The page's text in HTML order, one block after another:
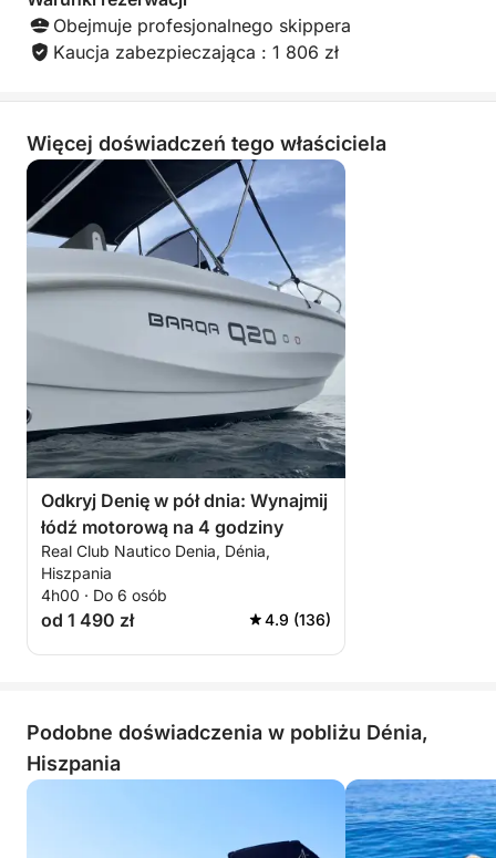
Udostępniamy licencje wędkarskie, abyś mógł
Czekamy na Ciebie!
Obejmuje profesjonalnego skippera
Kaucja zabezpieczająca : 1 806 zł
Więcej doświadczeń tego właściciela
Odkryj Denię w pół dnia: Wynajmij
łódź motorową na 4 godziny
Real Club Nautico Denia, Dénia,
Hiszpania
4h00 · Do 6 osób
od 1 490 zł 4.9 (136)
Podobne doświadczenia w pobliżu Dénia,
Hiszpania